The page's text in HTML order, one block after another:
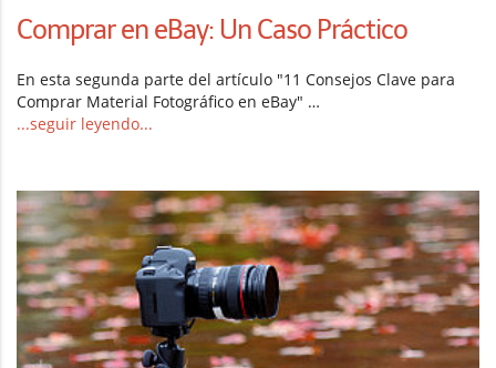
Comprar en eBay: Un Caso Práctico
En esta segunda parte del artículo "11 Consejos Clave para
Comprar Material Fotográfico en eBay" …
...seguir leyendo...